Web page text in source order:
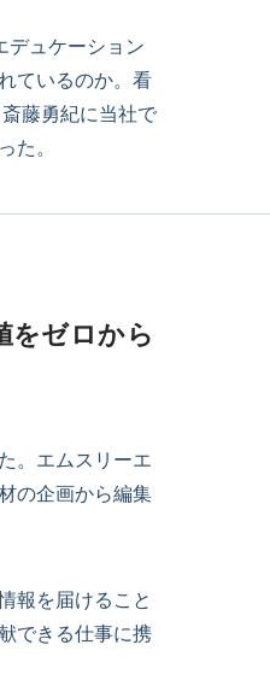
デュケーション
ているのか。看
藤勇紀に当社で
た。
をゼロから
。エムスリーエ
の企画から編集
報を届けること
できる仕事に携